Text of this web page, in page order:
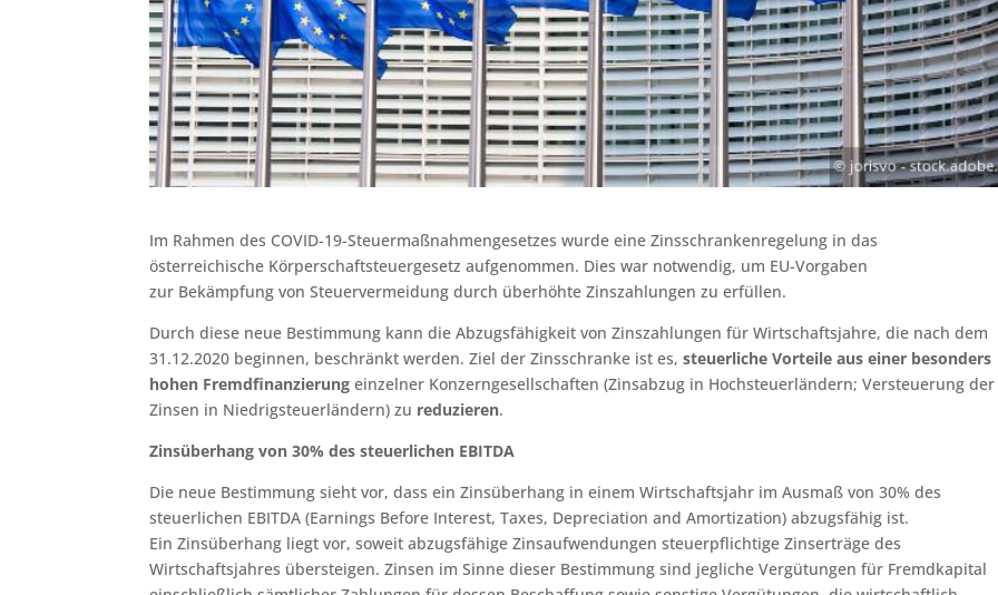
Im Rahmen des COVID-19-Steuermaßnahmengesetzes wurde eine Zinsschrankenregelung in das
österreichische Körperschaftsteuergesetz aufgenommen. Dies war notwendig, um EU-Vorgaben
zur Bekämpfung von Steuervermeidung durch überhöhte Zinszahlungen zu erfüllen.
Durch diese neue Bestimmung kann die Abzugsfähigkeit von Zinszahlungen für Wirtschaftsjahre, die nach dem
31.12.2020 beginnen, beschränkt werden. Ziel der Zinsschranke ist es,steuerliche Vorteile aus einer besonders
hohen Fremdfinanzierung einzelner Konzerngesellschaften (Zinsabzug in Hochsteuerländern; Versteuerung der
Zinsen in Niedrigsteuerländern) zu reduzieren.
Zinsüberhang von 30% des steuerlichen EBITDA
Die neue Bestimmung sieht vor, dass ein Zinsüberhang in einem Wirtschaftsjahr im Ausmaß von 30% des
steuerlichen EBITDA (Earnings Before Interest, Taxes, Depreciation and Amortization) abzugsfähig ist.
Ein Zinsüberhang liegt vor, soweit abzugsfähige Zinsaufwendungen steuerpflichtige Zinserträge des
Wirtschaftsjahres übersteigen. Zinsen im Sinne dieser Bestimmung sind jegliche Vergütungen für Fremdkapital